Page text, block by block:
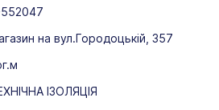
на вул.Городоцькій, 357
ІЗОЛЯЦІЯ